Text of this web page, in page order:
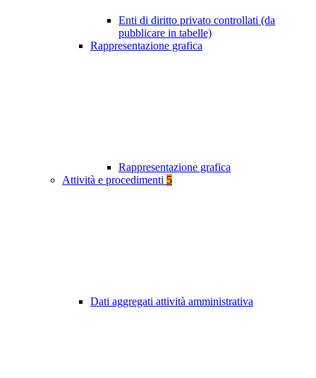
Enti di diritto privato controllati (da
pubblicare in tabelle)
Rappresentazione grafica
Rappresentazione grafica
Attività e procedimenti 5
Dati aggregati attività amministrativa